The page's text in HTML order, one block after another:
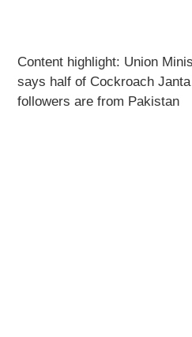
Content highlight: Union
says half of Cockroach
followers are from Pakistan